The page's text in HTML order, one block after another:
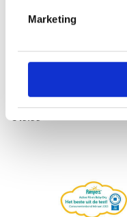
Marketing
5 Maandbox 144 st.
€49.99